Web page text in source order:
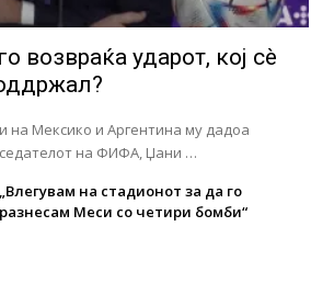
возвраќа ударот, кој сè
на Мексико и Аргентина му дадоа
на ФИФА, Џани …
„Влегувам на стадионот за да го
разнесам Меси со четири бомби“